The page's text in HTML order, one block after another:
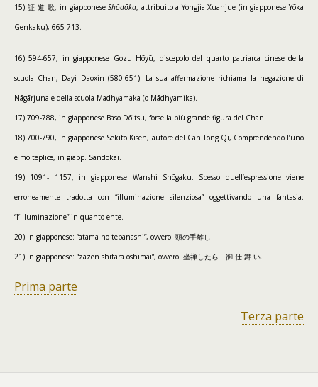
15) 証 道 歌, in giapponeseShōdōka, attribuito a Yongjia Xuanjue (in giapponese Yōka
Genkaku), 665-713.
16) 594-657, in giapponese Gozu Hōyū, discepolo del quarto patriarca cinese della
scuola Chan, Dayi Daoxin (580-651). La sua affermazione richiama la negazione di
Nāgārjuna e della scuola Madhyamaka (o Mādhyamika).
17) 709-788, in giapponese Baso Dōitsu, forse la più grande figura del Chan.
18) 700-790, in giapponese Sekitō Kisen, autore del Can Tong Qi, Comprendendo l’uno
e molteplice, in giapp. Sandōkai.
19) 1091- 1157, in giapponese Wanshi Shōgaku. Spesso quell’espressione viene
erroneamente tradotta con “illuminazione silenziosa” oggettivando una fantasia:
“l’illuminazione” in quanto ente.
20) In giapponese: “atama no tebanashi”, ovvero: 頭の手離し.
21) In giapponese: “zazen shitara oshimai”, ovvero: 坐禅したら 御 仕 舞 い.
Prima parte
Terza parte